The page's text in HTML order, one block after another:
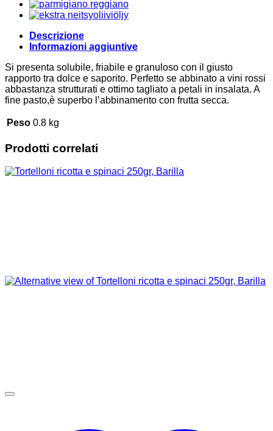
Descrizione
Informazioni aggiuntive
Si presenta solubile, friabile e granuloso con il giusto
rapporto tra dolce e saporito. Perfetto se abbinato a vini rossi
abbastanza strutturati e ottimo tagliato a petali in insalata. A
fine pasto,è superbo l’abbinamento con frutta secca.
Peso 0.8 kg
Prodotti correlati